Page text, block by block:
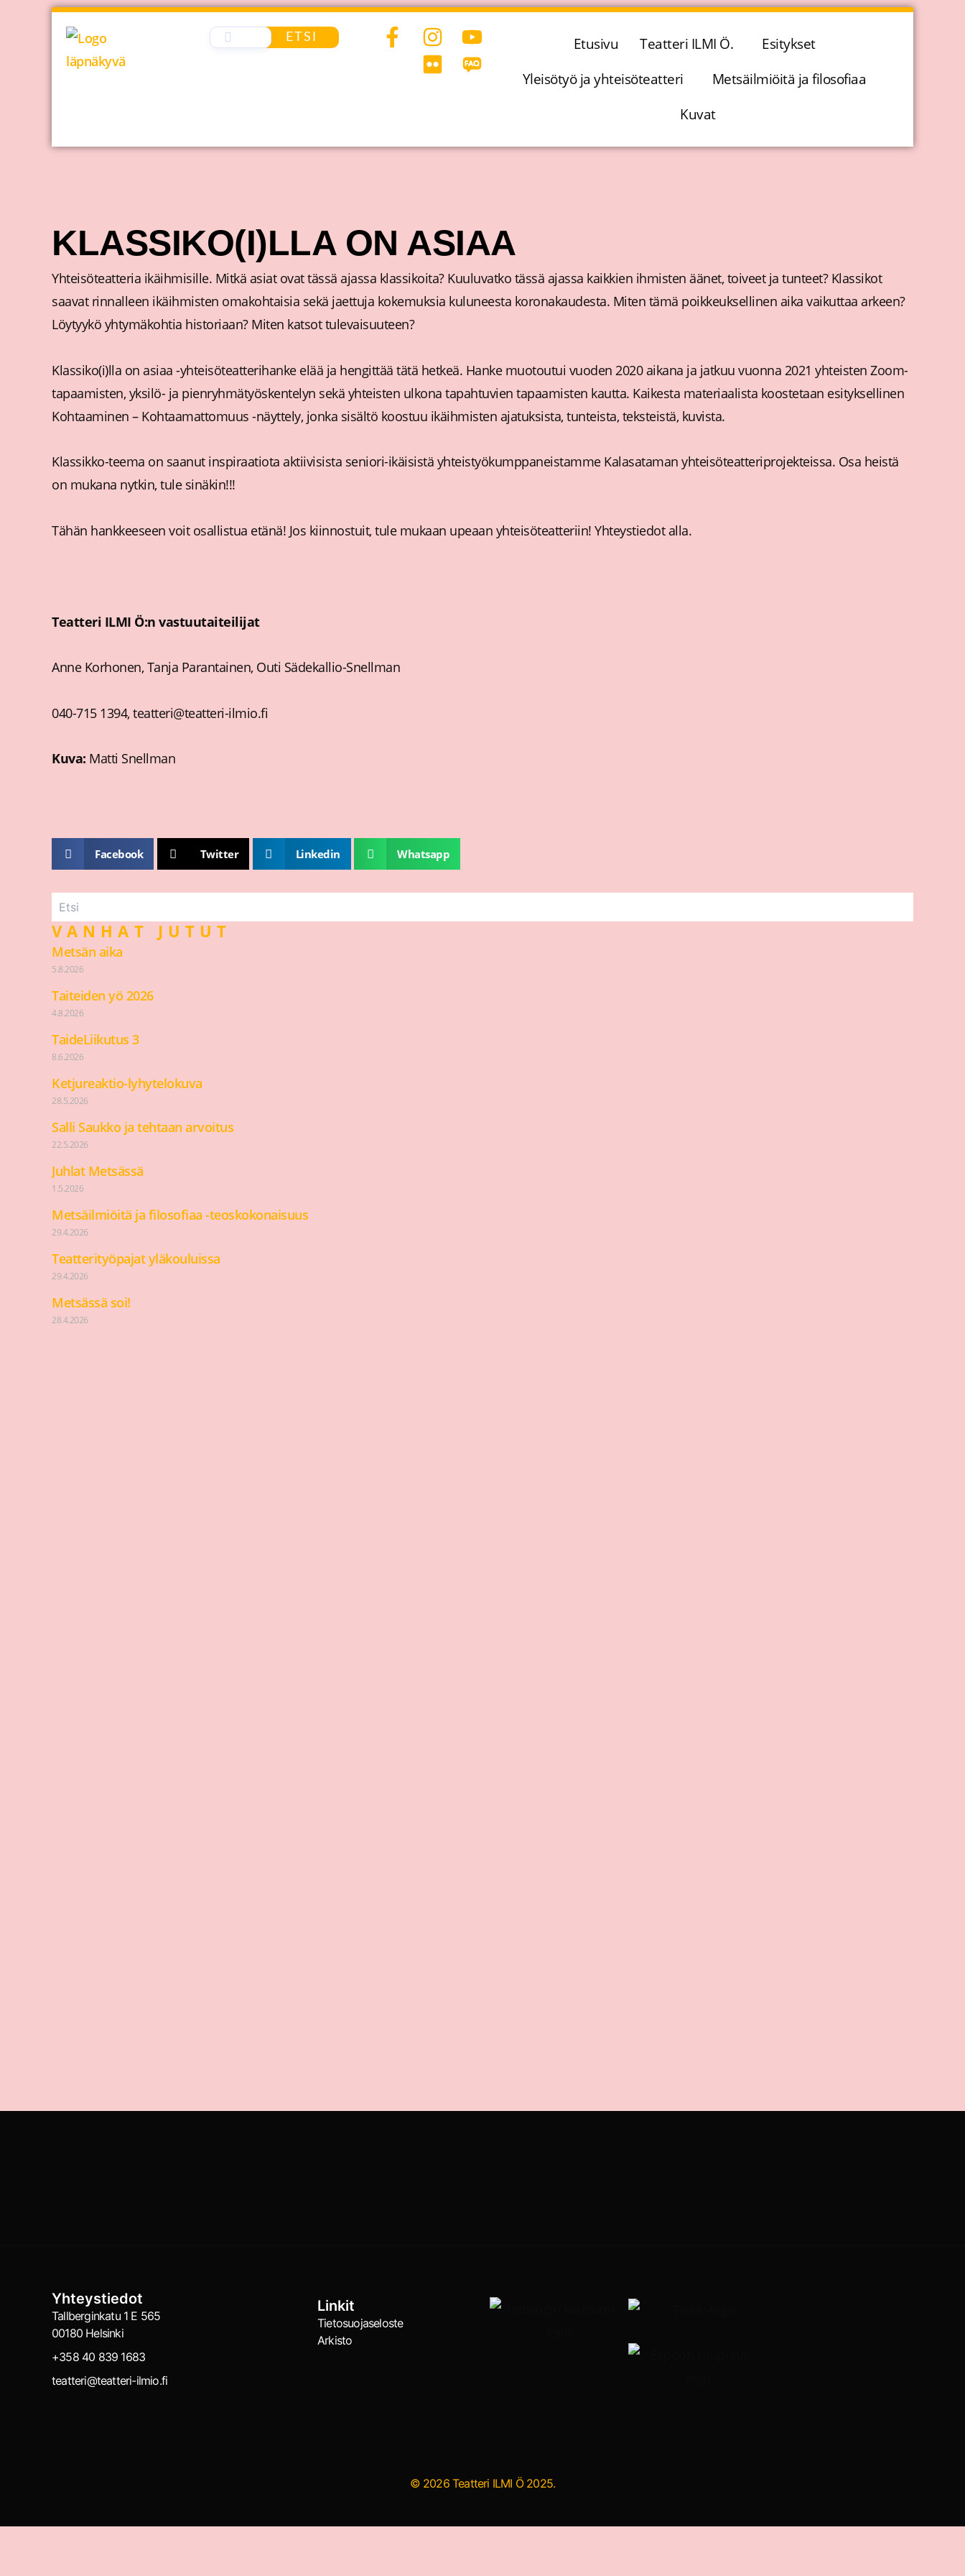
ETSI F
a
o
f
I
n
s
g
Y
o
u
b
F
l
i
r
Etusivu Teatteri ILMI Ö.
Esitykset
Yleisötyö ja yhteisöteatteri
Metsäilmiöitä ja filosofiaa
Kuvat
KLASSIKO(I)LLA ON ASIAA
Yhteisöteatteria ikäihmisille. Mitkä asiat ovat tässä ajassa klassikoita? Kuuluvatko tässä ajassa kaikkien ihmisten äänet, toiveet ja tunteet? Klassikot
saavat rinnalleen ikäihmisten omakohtaisia sekä jaettuja kokemuksia kuluneesta koronakaudesta. Miten tämä poikkeuksellinen aika vaikuttaa arkeen?
Löytyykö yhtymäkohtia historiaan? Miten katsot tulevaisuuteen?
Klassiko(i)lla on asiaa -yhteisöteatterihanke elää ja hengittää tätä hetkeä. Hanke muotoutui vuoden 2020 aikana ja jatkuu vuonna 2021 yhteisten Zoom-
tapaamisten, yksilö- ja pienryhmätyöskentelyn sekä yhteisten ulkona tapahtuvien tapaamisten kautta. Kaikesta materiaalista koostetaan esityksellinen
Kohtaaminen – Kohtaamattomuus -näyttely, jonka sisältö koostuu ikäihmisten ajatuksista, tunteista, teksteistä, kuvista.
Klassikko-teema on saanut inspiraatiota aktiivisista seniori-ikäisistä yhteistyökumppaneistamme Kalasataman yhteisöteatteriprojekteissa. Osa heistä
on mukana nytkin, tule sinäkin!!!
Tähän hankkeeseen voit osallistua etänä! Jos kiinnostuit, tule mukaan upeaan yhteisöteatteriin! Yhteystiedot alla.
Teatteri ILMI Ö:n vastuutaiteilijat
Anne Korhonen, Tanja Parantainen, Outi Sädekallio-Snellman
040-715 1394, teatteri@teatteri-ilmio.fi
Kuva: Matti Snellman
Facebook Twitter Linkedin Whatsapp
VANHAT JUTUT
Metsän aika
5.8.2026
Taiteiden yö 2026
4.8.2026
TaideLiikutus 3
8.6.2026
Ketjureaktio-lyhytelokuva
28.5.2026
Salli Saukko ja tehtaan arvoitus
22.5.2026
Juhlat Metsässä
1.5.2026
Metsäilmiöitä ja filosofiaa -teoskokonaisuus
29.4.2026
Teatterityöpajat yläkouluissa
29.4.2026
Metsässä soi!
28.4.2026
Yhteystiedot
Tallberginkatu 1 E 565
00180 Helsinki
+358 40 839 1683
teatteri@teatteri-ilmio.fi
Linkit
Tietosuojaseloste
Arkisto
© 2026 Teatteri ILMI Ö 2025.